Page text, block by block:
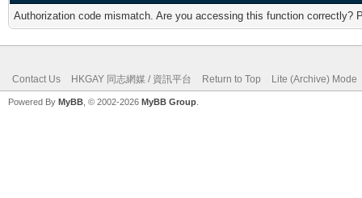
Authorization code mismatch. Are you accessing this function correctly?
Contact Us HKGAY 同志網媒 / 資訊平台 Return to Top Lite (Archive) Mode
Powered By MyBB , © 2002-2026 MyBB Group